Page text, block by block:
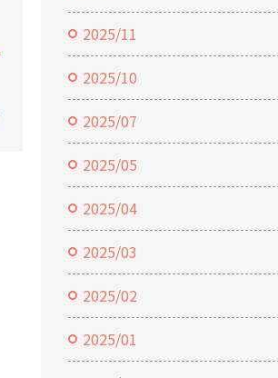
2025/11
2025/10
2025/07
2025/05
2025/04
2025/03
2025/02
2025/01